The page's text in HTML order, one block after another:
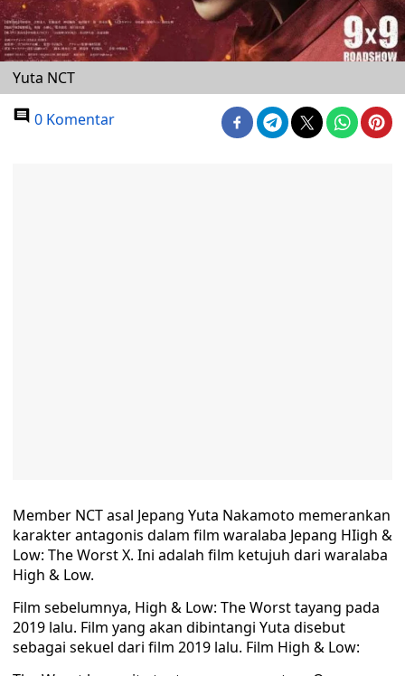
Yuta NCT
0 Komentar
Member NCT asal Jepang Yuta Nakamoto memerankan
karakter antagonis dalam film waralaba Jepang HIigh &
Low: The Worst X. Ini adalah film ketujuh dari waralaba
High & Low.
Film sebelumnya, High & Low: The Worst tayang pada
2019 lalu. Film yang akan dibintangi Yuta disebut
sebagai sekuel dari film 2019 lalu. Film High & Low: